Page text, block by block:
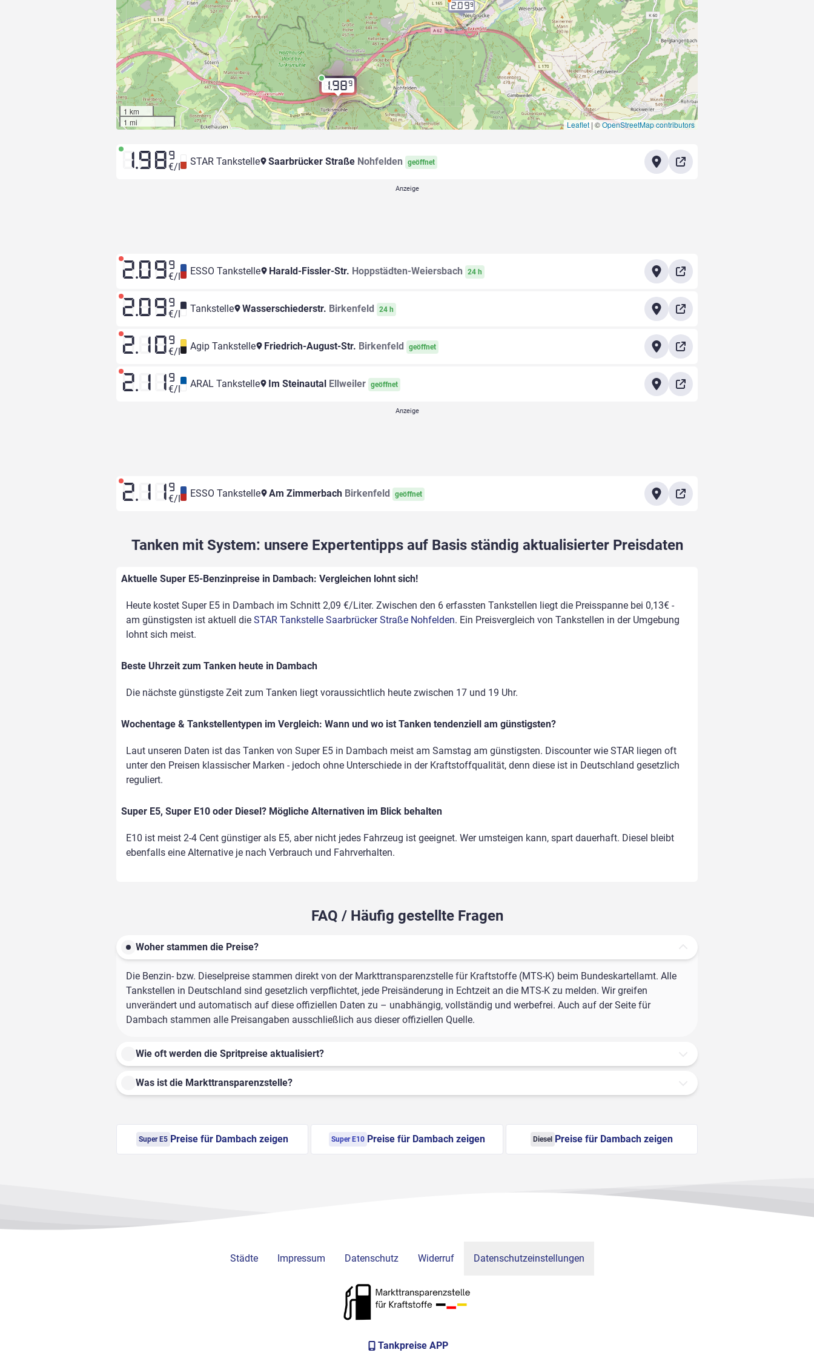
1.989
2.099
1 km
1 mi
Leaflet | ©OpenStreetMap contributors
1.98 9
€/l STAR Tankstelle Saarbrücker Straße Nohfelden geöffnet
2.09 9
€/l ESSO Tankstelle Harald-Fissler-Str. Hoppstädten-Weiersbach 24 h
2.09 9
€/l Tankstelle Wasserschiederstr. Birkenfeld 24 h
2.10 9
€/l Agip Tankstelle Friedrich-August-Str. Birkenfeld geöffnet
2.11 9
€/l ARAL Tankstelle Im Steinautal Ellweiler geöffnet
2.11 9
€/l ESSO Tankstelle Am Zimmerbach Birkenfeld geöffnet
Tanken mit System: unsere Expertentipps auf Basis ständig aktualisierter Preisdaten
Aktuelle Super E5-Benzinpreise in Dambach: Vergleichen lohnt sich!
Heute kostet Super E5 in Dambach im Schnitt 2,09 €/Liter. Zwischen den 6 erfassten Tankstellen liegt die Preisspanne bei 0,13€ -
am günstigsten ist aktuell die STAR Tankstelle Saarbrücker Straße Nohfelden. Ein Preisvergleich von Tankstellen in der Umgebung
lohnt sich meist.
Beste Uhrzeit zum Tanken heute in Dambach
Die nächste günstigste Zeit zum Tanken liegt voraussichtlich heute zwischen 17 und 19 Uhr.
Wochentage & Tankstellentypen im Vergleich: Wann und wo ist Tanken tendenziell am günstigsten?
Laut unseren Daten ist das Tanken von Super E5 in Dambach meist am Samstag am günstigsten. Discounter wie STAR liegen oft
unter den Preisen klassischer Marken - jedoch ohne Unterschiede in der Kraftstoffqualität, denn diese ist in Deutschland gesetzlich
reguliert.
Super E5, Super E10 oder Diesel? Mögliche Alternativen im Blick behalten
E10 ist meist 2-4 Cent günstiger als E5, aber nicht jedes Fahrzeug ist geeignet. Wer umsteigen kann, spart dauerhaft. Diesel bleibt
ebenfalls eine Alternative je nach Verbrauch und Fahrverhalten.
FAQ / Häufig gestellte Fragen
Woher stammen die Preise?
Die Benzin- bzw. Dieselpreise stammen direkt von der Markttransparenzstelle für Kraftstoffe (MTS-K) beim Bundeskartellamt. Alle
Tankstellen in Deutschland sind gesetzlich verpflichtet, jede Preisänderung in Echtzeit an die MTS-K zu melden. Wir greifen
unverändert und automatisch auf diese offiziellen Daten zu – unabhängig, vollständig und werbefrei. Auch auf der Seite für
Dambach stammen alle Preisangaben ausschließlich aus dieser offiziellen Quelle.
Wie oft werden die Spritpreise aktualisiert?
Was ist die Markttransparenzstelle?
Super E5 Preise für Dambach zeigen Super E10 Preise für Dambach zeigen Diesel Preise für Dambach zeigen
Städte Impressum Datenschutz Widerruf Datenschutzeinstellungen
Tankpreise APP